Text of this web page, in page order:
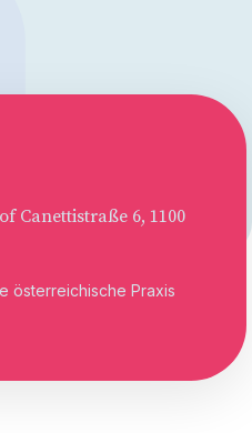
Canettistraße 6, 1100
österreichische Praxis